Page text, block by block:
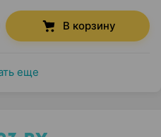
В корзину
еще